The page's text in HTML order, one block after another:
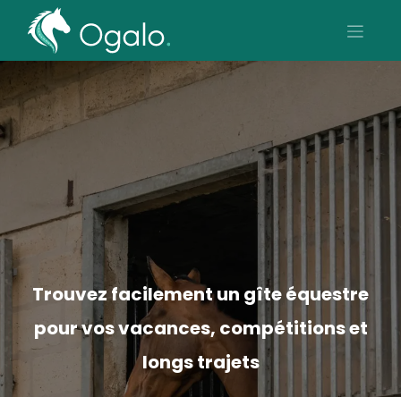
Trouvez facilement un gîte équestre
pour vos vacances, compétitions et
longs trajets